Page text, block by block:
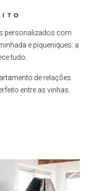
personalizados com
e piqueniques: a
tudo.
de relações
entre as vinhas.